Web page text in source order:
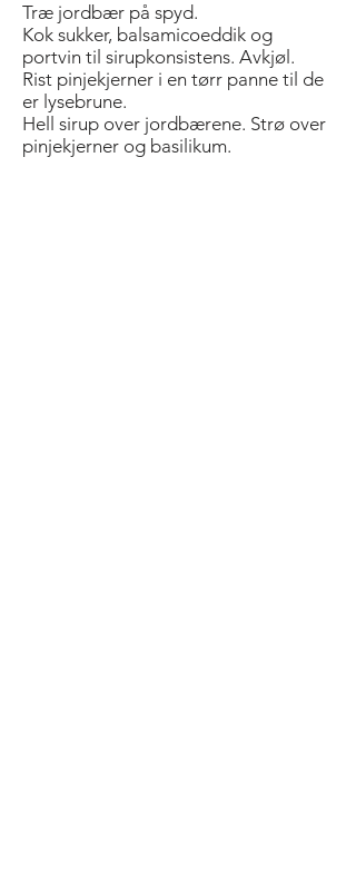
Træ jordbær på spyd.
Kok sukker, balsamicoeddik og
portvin til sirupkonsistens. Avkjøl.
Rist pinjekjerner i en tørr panne til de
er lysebrune.
Hell sirup over jordbærene. Strø over
pinjekjerner og basilikum.